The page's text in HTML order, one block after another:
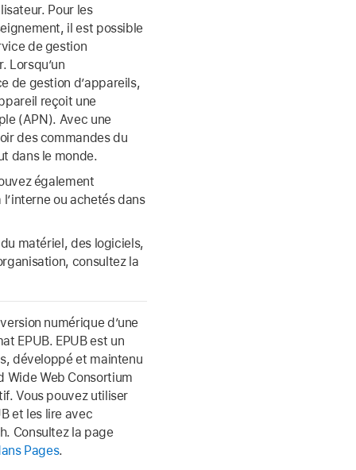
Pour les
il est possible
de gestion
Lorsqu’un
de gestion d’appareils,
reçoit une
(APN). Avec une
des commandes du
dans le monde.
également
ou achetés dans
matériel, des logiciels,
consultez la
numérique d’une
EPUB. EPUB est un
développé et maintenu
Wide Web Consortium
Vous pouvez utiliser
et les lire avec
Consultez la page
Pages.